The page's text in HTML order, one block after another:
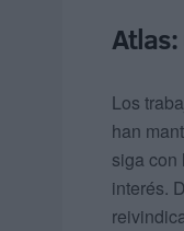
Los
han
siga con
interés.